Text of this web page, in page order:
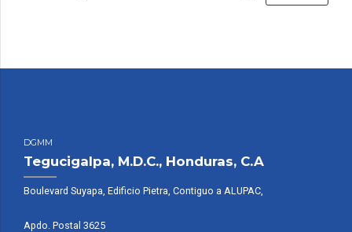
DGMM
Tegucigalpa, M.D.C., Honduras, C.A
Boulevard Suyapa, Edificio Pietra, Contiguo a ALUPAC,
Apdo. Postal 3625